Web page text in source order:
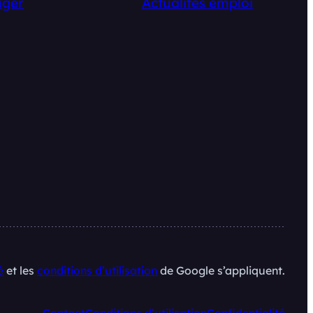
et les conditions d’utilisation de Google s’appliquent.